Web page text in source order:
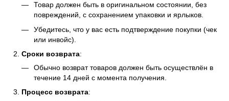
Товар должен быть в оригинальном состоянии, без
повреждений, с сохранением упаковки и ярлыков.
Убедитесь, что у вас есть подтверждение покупки (чек
или инвойс).
Сроки возврата:
Обычно возврат товаров должен быть осуществлён в
течение 14 дней с момента получения.
Процесс возврата: